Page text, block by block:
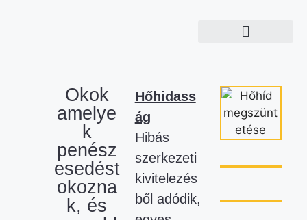
Okok
amelye
k
penész
esedést
okozna
k, és
Hőhidass
ág
Hibás
szerkezeti
kivitelezés
ből adódik,